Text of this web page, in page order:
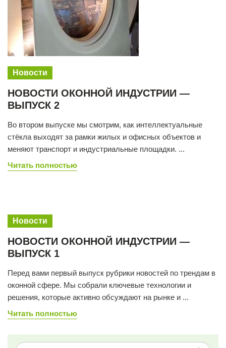
Новости
НОВОСТИ ОКОННОЙ ИНДУСТРИИ —
ВЫПУСК 2
Во втором выпуске мы смотрим, как интеллектуальные
стёкла выходят за рамки жилых и офисных объектов и
меняют транспорт и индустриальные площадки. ...
Читать полностью
Новости
НОВОСТИ ОКОННОЙ ИНДУСТРИИ —
ВЫПУСК 1
Перед вами первый выпуск рубрики новостей по трендам в
оконной сфере. Мы собрали ключевые технологии и
решения, которые активно обсуждают на рынке и ...
Читать полностью